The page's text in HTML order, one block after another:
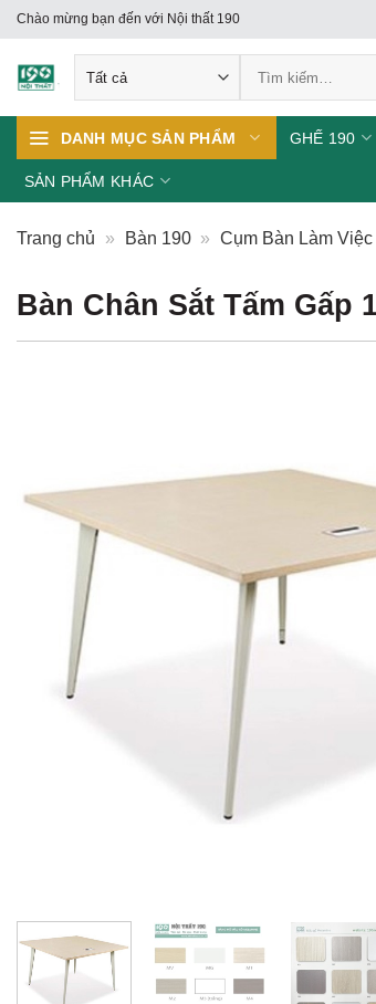
Skip
to
content
Chào mừng bạn đến với Nội thất 190
kiếm:
DANH MỤC SẢN PHẨM GHẾ 190
SẢN PHẨM KHÁC
Trang chủ » Bàn 190 » Cụm Bàn Làm Việc
Bàn Chân Sắt Tấm Gấp